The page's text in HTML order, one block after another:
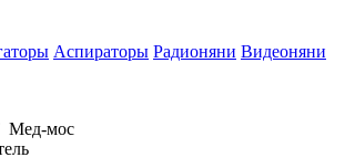
Аспираторы Радионяни Видеоняни
Мед-мос